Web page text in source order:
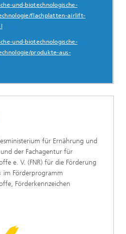
und-biotechnologische-
flachplatten-airlift-
und-biotechnologische-
produkte-aus-
für Ernährung und
der Fachagentur für
e. V. (FNR) für die Förderung
im Förderprogramm
Förderkennzeichen